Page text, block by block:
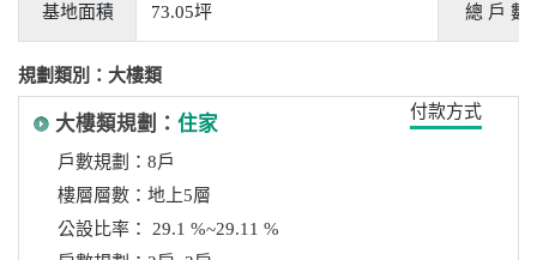
基地面積 73.05坪 總 戶 數
規劃類別：大樓類
付款方式
大樓類規劃： 住家
戶數規劃：8戶
樓層層數：地上5層
公設比率： 29.1 %~29.11 %